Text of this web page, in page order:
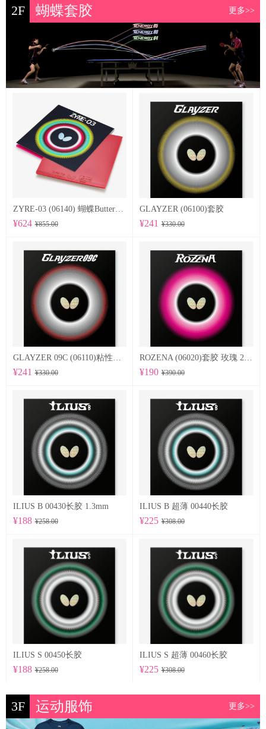
2F 蝴蝶套胶 更多>>
ZYRE-03 (06140) 蝴蝶Butterfly 专业反胶套胶
¥624 ¥855.00
GLAYZER (06100)套胶
¥241 ¥330.00
GLAYZER 09C (06110)粘性套胶
¥241 ¥330.00
ROZENA (06020)套胶 玫瑰 2.1mm
¥190 ¥390.00
ILIUS B 00430长胶 1.3mm
¥188 ¥258.00
ILIUS B 超薄 00440长胶
¥225 ¥308.00
ILIUS S 00450长胶
¥188 ¥258.00
ILIUS S 超薄 00460长胶
¥225 ¥308.00
3F 运动服饰 更多>>